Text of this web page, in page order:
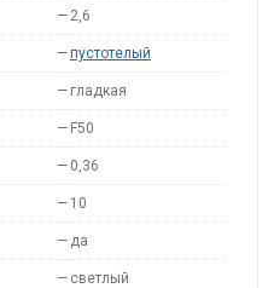
— 2,6
—пустотелый
— гладкая
— F50
— 0,36
— 10
— да
— светлый